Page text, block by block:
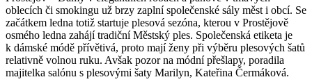
oblecích či smokingu už brzy zaplní společenské sály měst i obcí. Se
začátkem ledna totiž startuje plesová sezóna, kterou v Prostějově
osmého ledna zahájí tradiční Městský ples. Společenská etiketa je
k dámské módě přívětivá, proto mají ženy při výběru plesových šatů
relativně volnou ruku. Avšak pozor na módní přešlapy, poradila
majitelka salónu s plesovými šaty Marilyn, Kateřina Čermáková.